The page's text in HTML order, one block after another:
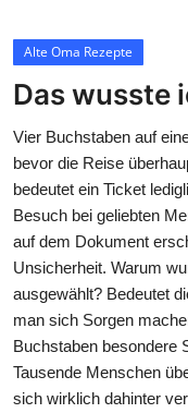
Alte Oma Rezepte
Das wusste
Vier Buchstaben auf
bevor die Reise
bedeutet ein Ticket
Besuch bei geliebten
auf dem Dokument
Unsicherheit. Warum
ausgewählt? Bedeutet
man sich Sorgen
Buchstaben besondere
Tausende Menschen
sich wirklich dahinter